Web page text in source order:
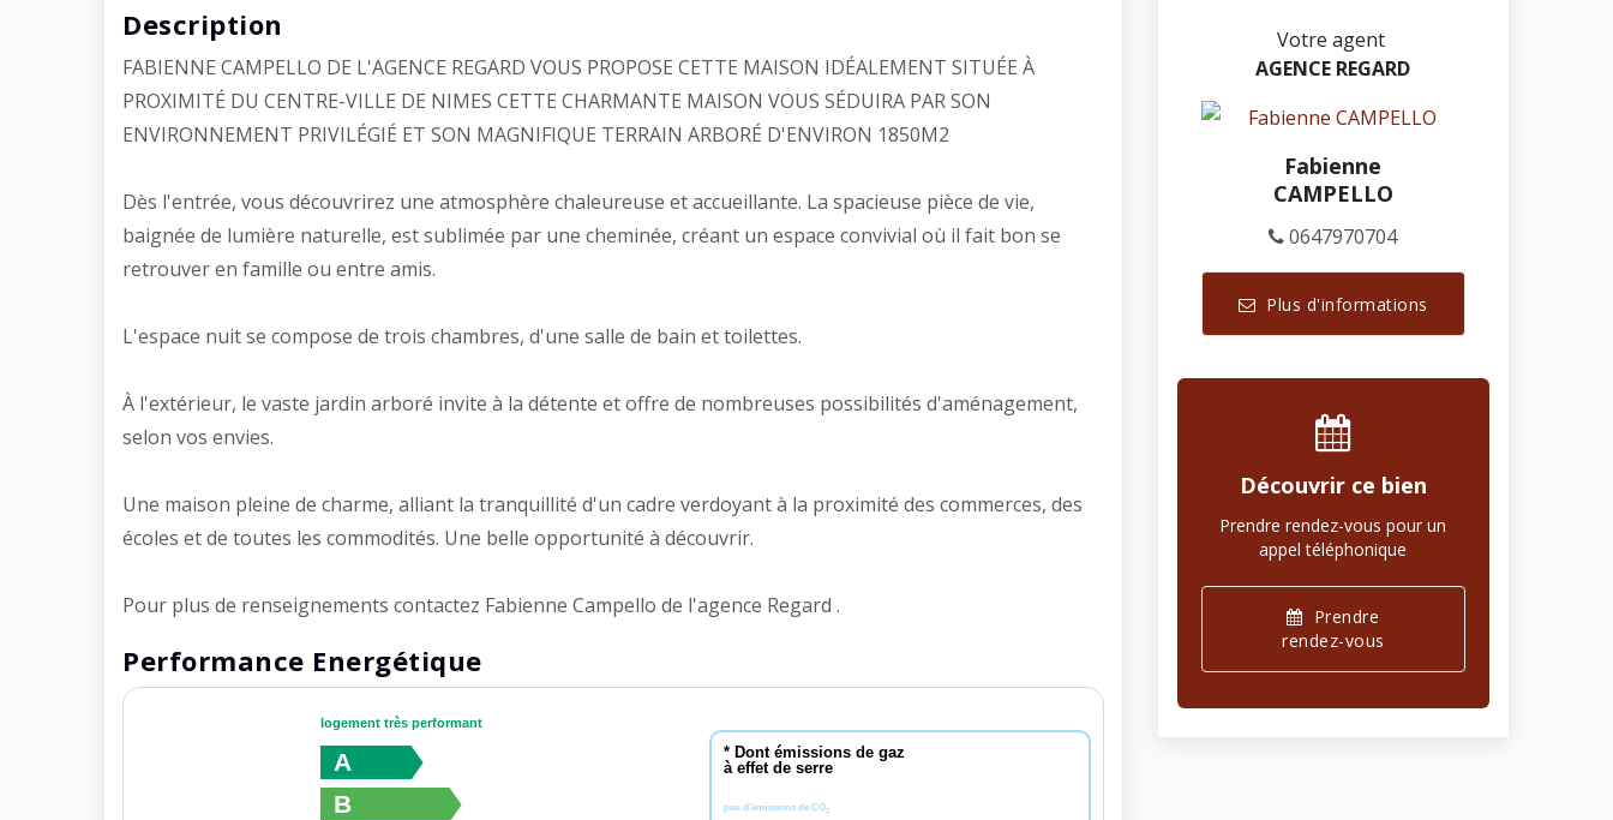
Description
FABIENNE CAMPELLO DE L'AGENCE REGARD VOUS PROPOSE CETTE MAISON IDÉALEMENT SITUÉE À
PROXIMITÉ DU CENTRE-VILLE DE NIMES CETTE CHARMANTE MAISON VOUS SÉDUIRA PAR SON
ENVIRONNEMENT PRIVILÉGIÉ ET SON MAGNIFIQUE TERRAIN ARBORÉ D'ENVIRON 1850M2
Dès l'entrée, vous découvrirez une atmosphère chaleureuse et accueillante. La spacieuse pièce de vie,
baignée de lumière naturelle, est sublimée par une cheminée, créant un espace convivial où il fait bon se
retrouver en famille ou entre amis.
L'espace nuit se compose de trois chambres, d'une salle de bain et toilettes.
À l'extérieur, le vaste jardin arboré invite à la détente et offre de nombreuses possibilités d'aménagement,
selon vos envies.
Une maison pleine de charme, alliant la tranquillité d'un cadre verdoyant à la proximité des commerces, des
écoles et de toutes les commodités. Une belle opportunité à découvrir.
Pour plus de renseignements contactez Fabienne Campello de l'agence Regard .
Performance Energétique
logement très performant
A
B
* Dont émissions de gaz
à effet de serre
peu d'émissions de CO2
Votre agent
AGENCE REGARD
Fabienne
CAMPELLO
0647970704
Plus d'informations
Découvrir ce bien
Prendre rendez-vous pour un
appel téléphonique
Prendre
rendez-vous